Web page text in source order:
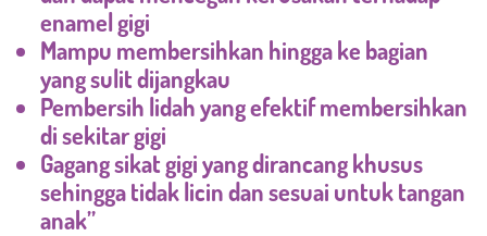
enamel gigi
Mampu membersihkan hingga ke bagian
yang sulit dijangkau
Pembersih lidah yang efektif membersihkan
di sekitar gigi
Gagang sikat gigi yang dirancang khusus
sehingga tidak licin dan sesuai untuk tangan
anak”